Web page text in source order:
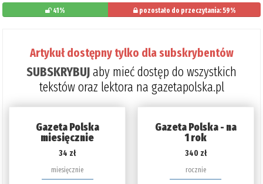
41% pozostało do przeczytania: 59%
Artykuł dostępny tylko dla subskrybentów
SUBSKRYBUJaby mieć dostęp do wszystkich
tekstów oraz lektora na gazetapolska.pl
Gazeta Polska
miesięcznie
34 zł
miesięcznie
Gazeta Polska - na
1 rok
340 zł
rocznie